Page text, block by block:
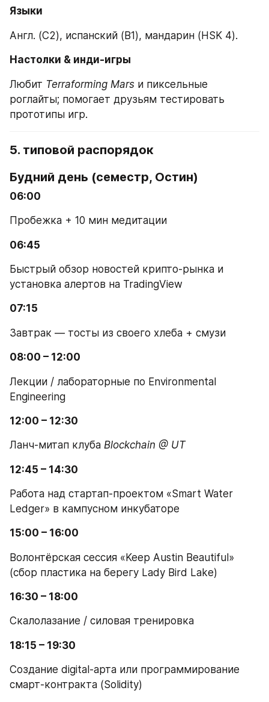
Языки
Англ. (C2), испанский (B1), мандарин (HSK 4).
Настолки & инди-игры
Любит Terraforming Mars и пиксельные
роглайты; помогает друзьям тестировать
прототипы игр.
5. типовой распорядок
Будний день (семестр, Остин)
06:00
Пробежка + 10 мин медитации
06:45
Быстрый обзор новостей крипто-рынка и
установка алертов на TradingView
07:15
Завтрак — тосты из своего хлеба + смузи
08:00 – 12:00
Лекции / лабораторные по Environmental
Engineering
12:00 – 12:30
Ланч-митап клуба Blockchain @ UT
12:45 – 14:30
Работа над стартап-проектом «Smart Water
Ledger» в кампусном инкубаторе
15:00 – 16:00
Волонтёрская сессия «Keep Austin Beautiful»
(сбор пластика на берегу Lady Bird Lake)
16:30 – 18:00
Скалолазание / силовая тренировка
18:15 – 19:30
Создание digital-арта или программирование
смарт-контракта (Solidity)